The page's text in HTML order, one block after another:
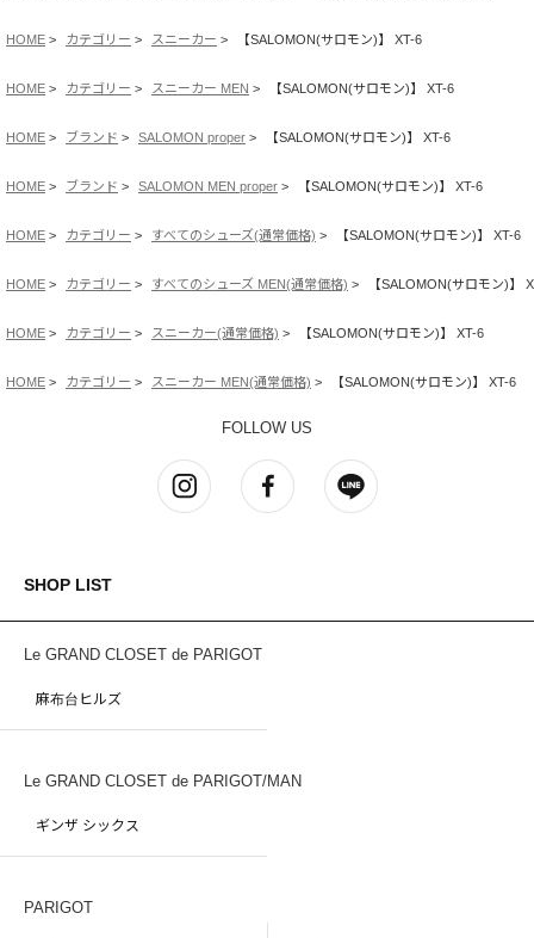
HOME カテゴリー スニーカー 【SALOMON(サロモン)】 XT-6
HOME カテゴリー スニーカー MEN 【SALOMON(サロモン)】 XT-6
HOME ブランド SALOMON proper 【SALOMON(サロモン)】 XT-6
HOME ブランド SALOMON MEN proper 【SALOMON(サロモン)】 XT-6
HOME カテゴリー すべてのシューズ(通常価格) 【SALOMON(サロモン)】 XT-6
HOME カテゴリー すべてのシューズ MEN(通常価格) 【SALOMON(サロモン)】
HOME カテゴリー スニーカー(通常価格) 【SALOMON(サロモン)】 XT-6
HOME カテゴリー スニーカー MEN(通常価格) 【SALOMON(サロモン)】 XT-6
FOLLOW US
SHOP LIST
Le GRAND CLOSET de PARIGOT
麻布台ヒルズ
Le GRAND CLOSET de PARIGOT/MAN
ギンザ シックス
PARIGOT